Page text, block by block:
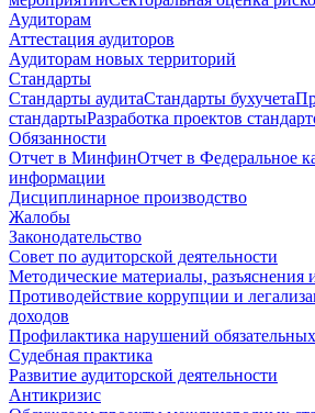
Аудиторам
Аттестация аудиторов
Аудиторам новых территорий
Стандарты
Стандарты аудитаСтандарты бухучета
стандартыРазработка проектов
Обязанности
Отчет в МинфинОтчет в Федеральное
информации
Дисциплинарное производство
Жалобы
Законодательство
Совет по аудиторской деятельности
Методические материалы, разъяснения
Противодействие коррупции и
доходов
Профилактика нарушений
Судебная практика
Развитие аудиторской деятельности
Антикризис